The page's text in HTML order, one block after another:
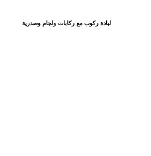
لبادة ركوب مع ركابات ولجام وصدرية